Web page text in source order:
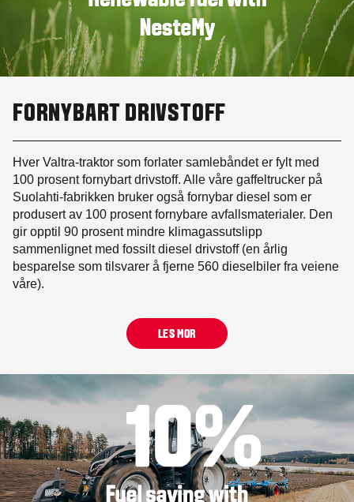
FORNYBART DRIVSTOFF
Hver Valtra-traktor som forlater samlebåndet er fylt med
100 prosent fornybart drivstoff. Alle våre gaffeltrucker på
Suolahti-fabrikken bruker også fornybar diesel som er
produsert av 100 prosent fornybare avfallsmaterialer. Den
gir opptil 90 prosent mindre klimagassutslipp
sammenlignet med fossilt diesel drivstoff (en årlig
besparelse som tilsvarer å fjerne 560 dieselbiler fra veiene
våre).
LES MOR